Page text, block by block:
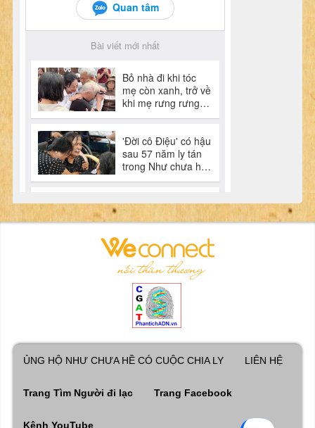
ỦNG HỘ NHƯ CHƯA HỀ CÓ CUỘC CHIA LY LIÊN HỆ
Trang Tìm Người đi lạc Trang Facebook
Kênh YouTube